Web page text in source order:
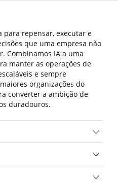
para repensar, executar e
que uma empresa não
Combinamos IA a uma
manter as operações de
e sempre
organizações do
converter a ambição de
duradouros.